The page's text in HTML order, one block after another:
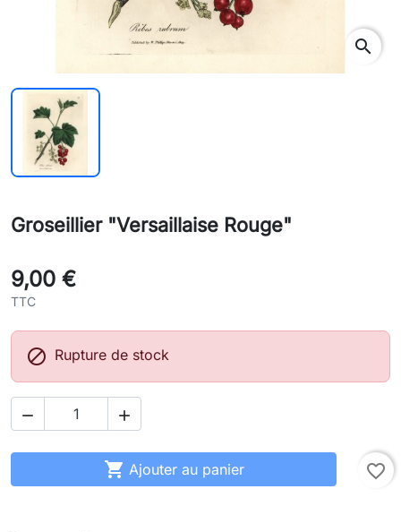
search
Groseillier "Versaillaise Rouge"
9,00 €
TTC
 Rupture de stock
 
 Ajouter au panier favorite_border